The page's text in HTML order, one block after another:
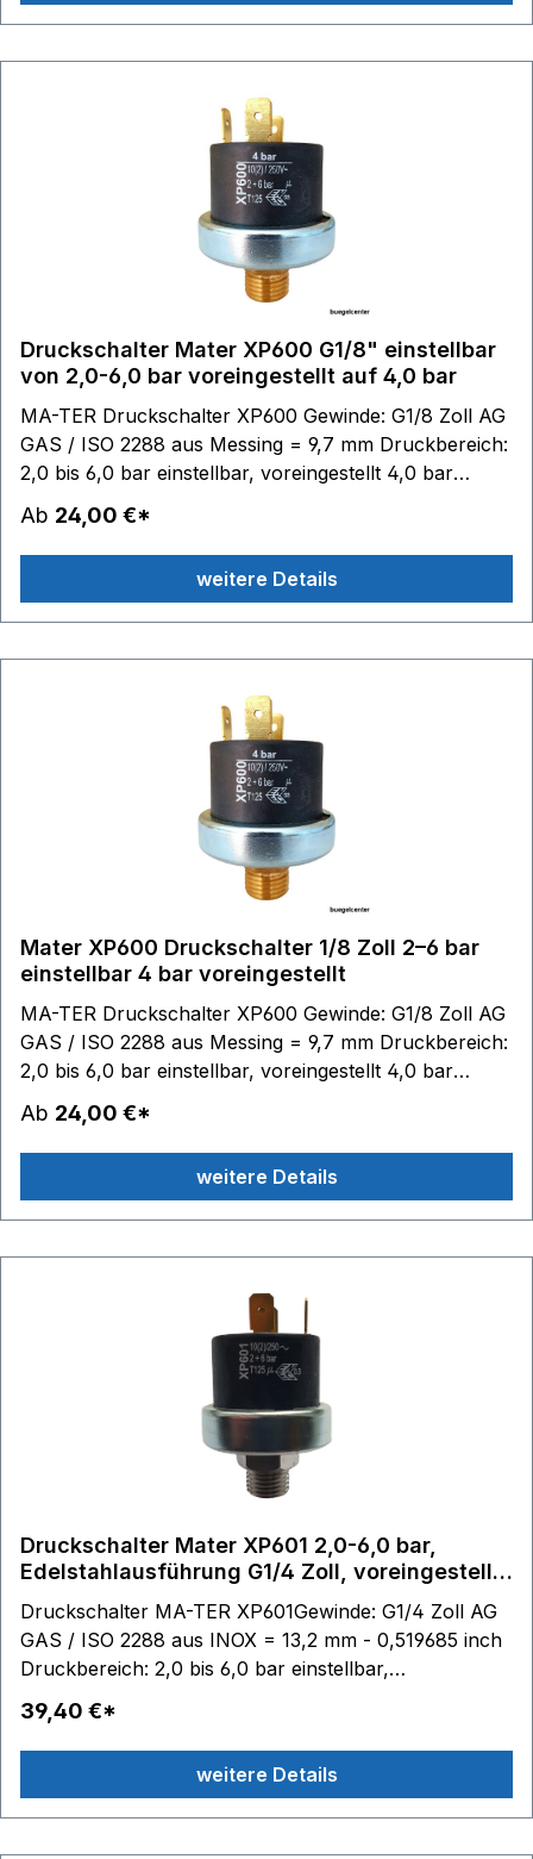
Druckschalter Mater XP600 G1/8" einstellbar
von 2,0-6,0 bar voreingestellt auf 4,0 bar
MA-TER Druckschalter XP600 Gewinde: G1/8 Zoll AG
GAS / ISO 2288 aus Messing = 9,7 mm Druckbereich:
2,0 bis 6,0 bar einstellbar, voreingestellt 4,0 bar
Schaltkontakte: 6,3 x 0,8 - max. 250V 10(2)A
Edelstahlmembrane Material Gehäuse:
Technopolymer (PET) Temperaturbereich: Medium
140 °C, Umgebung 125 °C
Ab 24,00 €*
weitere Details
Mater XP600 Druckschalter 1/8 Zoll 2–6 bar
einstellbar 4 bar voreingestellt
MA-TER Druckschalter XP600 Gewinde: G1/8 Zoll AG
GAS / ISO 2288 aus Messing = 9,7 mm Druckbereich:
2,0 bis 6,0 bar einstellbar, voreingestellt 4,0 bar
Schaltkontakte: 6,3 x 0,8 - max. 250V 10(2)A
Edelstahlmembrane Material Gehäuse:
Technopolymer (PET) Temperaturbereich: Medium
140 °C, Umgebung 125 °C
Ab 24,00 €*
weitere Details
Druckschalter Mater XP601 2,0-6,0 bar,
Edelstahlausführung G1/4 Zoll, voreingestellt
Druckschalter MA-TER XP601Gewinde: G1/4 Zoll AG
GAS / ISO 2288 aus INOX = 13,2 mm - 0,519685 inch
Druckbereich: 2,0 bis 6,0 bar einstellbar,
voreingestellt 3,5 bar Schaltkontakte: 6,3 x 0,8 - max.
250V 10(2)A Edelstahlmembrane Material Gehäuse:
Technopolymer (PET) Temperaturbereich: Medium
140 °C, Umgebung 125 °C Im Lieferumfang
enthalten: 1 Schutzkappe
39,40 €*
weitere Details